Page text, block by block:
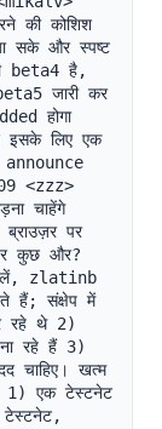
की कोशिश
सके और स्पष्ट
beta4 है,
जारी कर
होगा
लिए एक
<zzz>
चाहेंगे
पर
कुछ और?
zlatinb
हैं; संक्षेप में
रहे थे 2)
रहे हैं 3)
चाहिए। खत्म
एक टेस्टनेट